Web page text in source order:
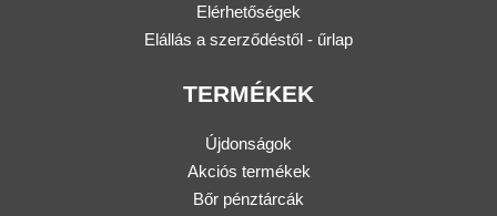
Elérhetőségek
Elállás a szerződéstől - űrlap
TERMÉKEK
Újdonságok
Akciós termékek
Bőr pénztárcák